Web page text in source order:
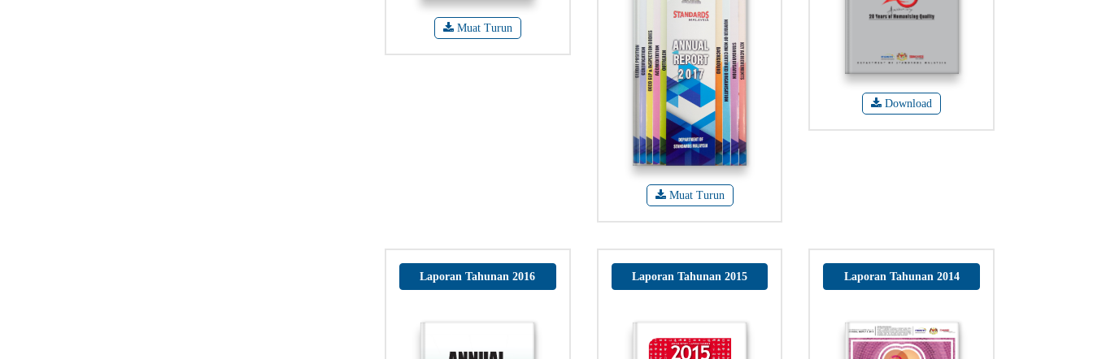
Muat Turun
Muat Turun
Download
Laporan Tahunan 2016 Laporan Tahunan 2015 Laporan Tahunan 2014